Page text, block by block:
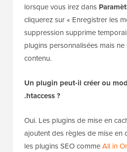
lorsque vous irez dans
cliquerez sur « Enregistrer les
suppression supprime
plugins personnalisées mais
contenu.
Un plugin peut-il créer ou
.htaccess ?
Oui. Les plugins de mise en
ajoutent des règles de mise en
les plugins SEO commeAll in